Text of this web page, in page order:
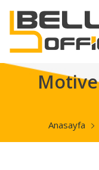
Anasayfa